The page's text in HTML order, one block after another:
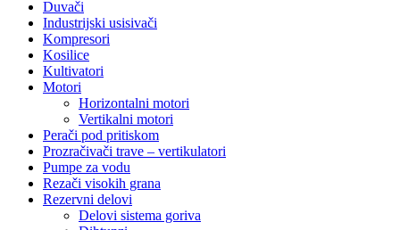
Duvači
Industrijski usisivači
Kompresori
Kosilice
Kultivatori
Motori
Horizontalni motori
Vertikalni motori
Perači pod pritiskom
Prozračivači trave – vertikulatori
Pumpe za vodu
Rezači visokih grana
Rezervni delovi
Delovi sistema goriva